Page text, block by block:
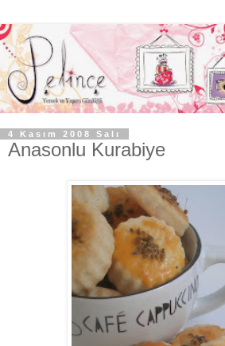
4 Kasım 2008 Salı
Anasonlu Kurabiye